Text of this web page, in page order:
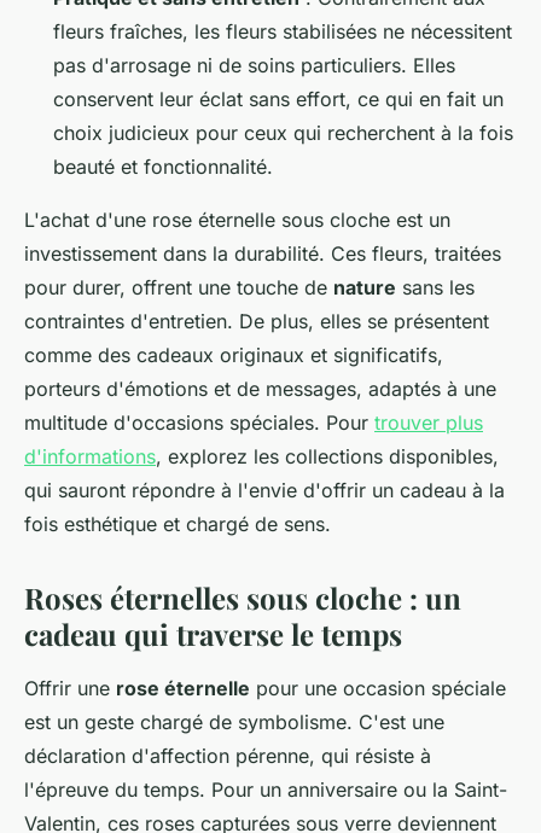
fleurs fraîches, les fleurs stabilisées ne nécessitent
pas d'arrosage ni de soins particuliers. Elles
conservent leur éclat sans effort, ce qui en fait un
choix judicieux pour ceux qui recherchent à la fois
beauté et fonctionnalité.
L'achat d'une rose éternelle sous cloche est un
investissement dans la durabilité. Ces fleurs, traitées
pour durer, offrent une touche de nature sans les
contraintes d'entretien. De plus, elles se présentent
comme des cadeaux originaux et significatifs,
porteurs d'émotions et de messages, adaptés à une
multitude d'occasions spéciales. Pour trouver plus
d'informations, explorez les collections disponibles,
qui sauront répondre à l'envie d'offrir un cadeau à la
fois esthétique et chargé de sens.
Roses éternelles sous cloche : un
cadeau qui traverse le temps
Offrir une rose éternelle pour une occasion spéciale
est un geste chargé de symbolisme. C'est une
déclaration d'affection pérenne, qui résiste à
l'épreuve du temps. Pour un anniversaire ou la Saint-
Valentin, ces roses capturées sous verre deviennent